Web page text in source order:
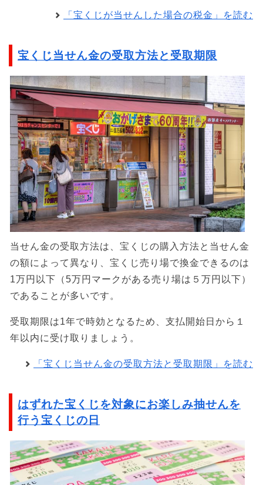
「宝くじが当せんした場合の税金」を読む
宝くじ当せん金の受取方法と受取期限
当せん金の受取方法は、宝くじの購入方法と当せん金
の額によって異なり、宝くじ売り場で換金できるのは
1万円以下（5万円マークがある売り場は５万円以下）
であることが多いです。
受取期限は1年で時効となるため、支払開始日から１
年以内に受け取りましょう。
「宝くじ当せん金の受取方法と受取期限」を読む
はずれた宝くじを対象にお楽しみ抽せんを
行う宝くじの日